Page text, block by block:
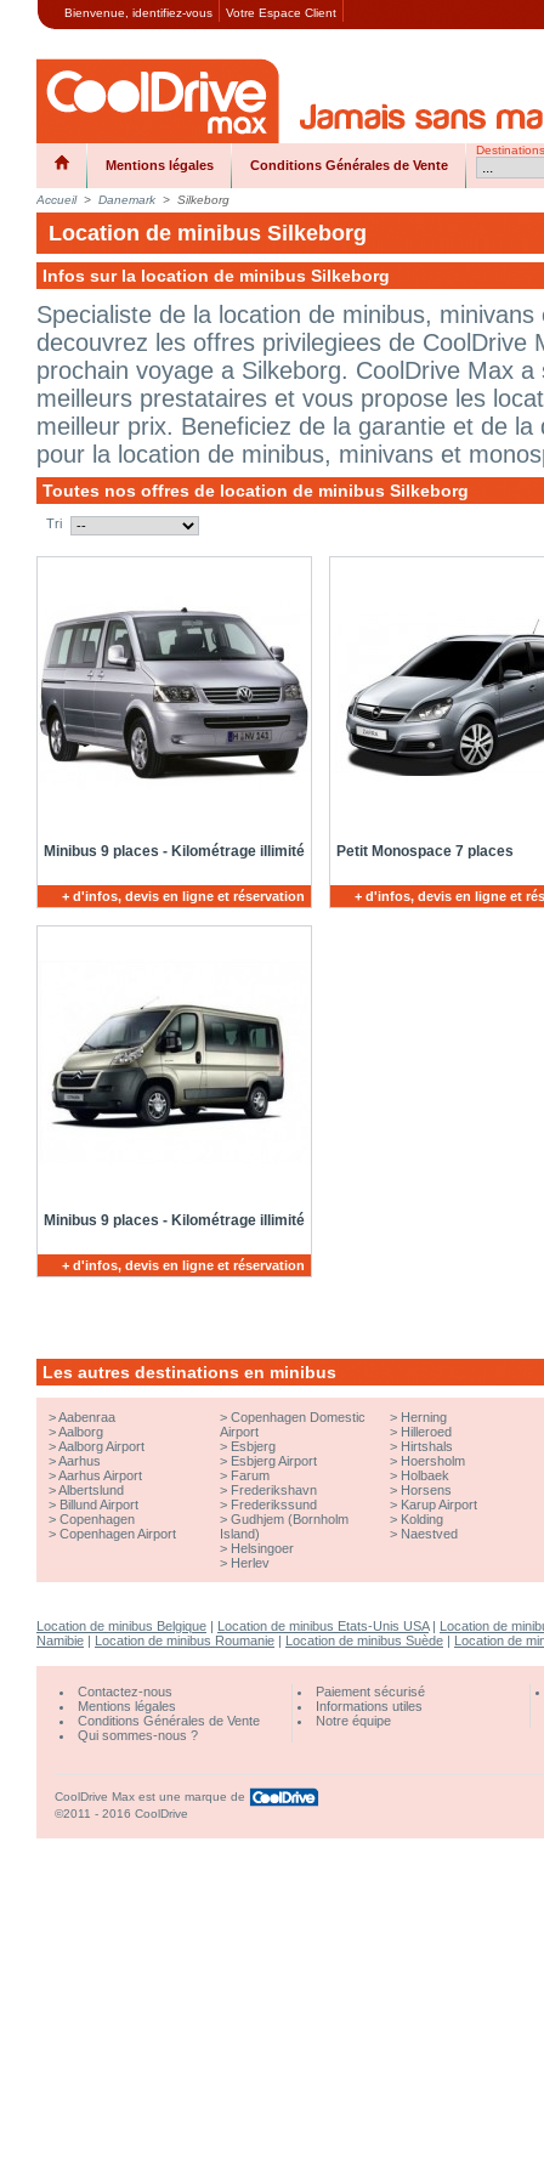
Bienvenue, identifiez-vous Votre Espace Client
Mentions légales Conditions Générales de Vente
Destinations
Accueil > Danemark > Silkeborg
Location de minibus Silkeborg
Infos sur la location de minibus Silkeborg
Specialiste de la location de minibus,
decouvrez les offres privilegiees de CoolDrive
prochain voyage a Silkeborg. CoolDrive Max
meilleurs prestataires et vous propose les
meilleur prix. Beneficiez de la garantie et de
pour la location de minibus, minivans et
Toutes nos offres de location de minibus Silkeborg
Tri
Minibus 9 places - Kilométrage illimité
+ d'infos, devis en ligne et réservation
Petit Monospace 7 places
+ d'infos, devis en ligne et
Minibus 9 places - Kilométrage illimité
+ d'infos, devis en ligne et réservation
Les autres destinations en minibus
>Aabenraa
>Aalborg
>Aalborg Airport
>Aarhus
>Aarhus Airport
>Albertslund
> Billund Airport
> Copenhagen
> Copenhagen Airport
> Copenhagen Domestic
Airport
> Esbjerg
> Esbjerg Airport
> Farum
> Frederikshavn
> Frederikssund
> Gudhjem (Bornholm
Island)
> Helsingoer
> Herlev
> Herning
> Hilleroed
> Hirtshals
> Hoersholm
> Holbaek
> Horsens
> Karup Airport
> Kolding
> Naestved
Location de minibus Belgique | Location de minibus Etats-Unis USA| Location de
Namibie | Location de minibus Roumanie | Location de minibus Suède | Location de
Contactez-nous
Mentions légales
Conditions Générales de Vente
Qui sommes-nous ?
Paiement sécurisé
Informations utiles
Notre équipe
CoolDrive Max est une marque de
©2011 - 2016 CoolDrive